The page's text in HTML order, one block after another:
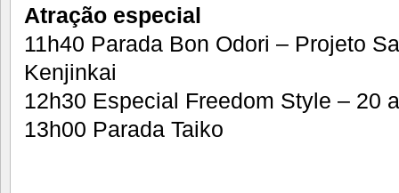
Atração especial
11h40 Parada Bon Odori – Projeto
Kenjinkai
12h30 Especial Freedom Style – 20
13h00 Parada Taiko